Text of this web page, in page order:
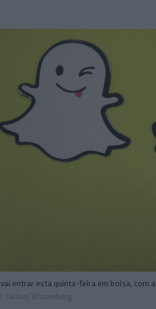
vai entrar esta quinta-feira em bolsa, com
Fallon/Bloomberg